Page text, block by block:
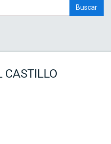
Buscar
CASTILLO